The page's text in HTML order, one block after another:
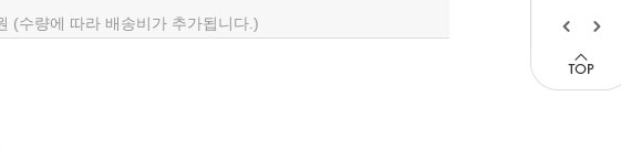
(수량에 따라 배송비가 추가됩니다.)